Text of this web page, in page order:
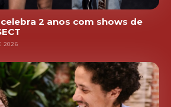
2 anos com shows de
2026